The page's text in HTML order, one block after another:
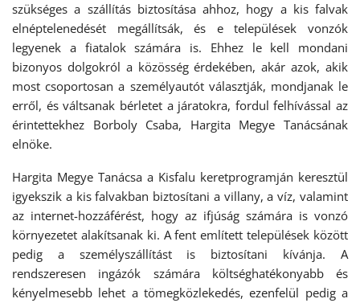
szükséges a szállítás biztosítása ahhoz, hogy a kis falvak
elnéptelenedését megállítsák, és e települések vonzók
legyenek a fiatalok számára is. Ehhez le kell mondani
bizonyos dolgokról a közösség érdekében, akár azok, akik
most csoportosan a személyautót választják, mondjanak le
erről, és váltsanak bérletet a járatokra, fordul felhívással az
érintettekhez Borboly Csaba, Hargita Megye Tanácsának
elnöke.
Hargita Megye Tanácsa a Kisfalu keretprogramján keresztül
igyekszik a kis falvakban biztosítani a villany, a víz, valamint
az internet-hozzáférést, hogy az ifjúság számára is vonzó
környezetet alakítsanak ki. A fent említett települések között
pedig a személyszállítást is biztosítani kívánja. A
rendszeresen ingázók számára költséghatékonyabb és
kényelmesebb lehet a tömegközlekedés, ezenfelül pedig a